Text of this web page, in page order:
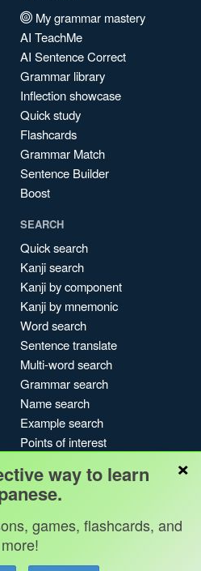
My grammar mastery
AI TeachMe
AI Sentence Correct
Grammar library
Inflection showcase
Quick study
Flashcards
Grammar Match
Sentence Builder
Boost
SEARCH
Quick search
Kanji search
Kanji by component
Kanji by mnemonic
Word search
Sentence translate
Multi-word search
Grammar search
Name search
Example search
Points of interest
My search history
Search index
Blog
Credits Copyright ©
×
way to learn
games, flashcards, and
more!